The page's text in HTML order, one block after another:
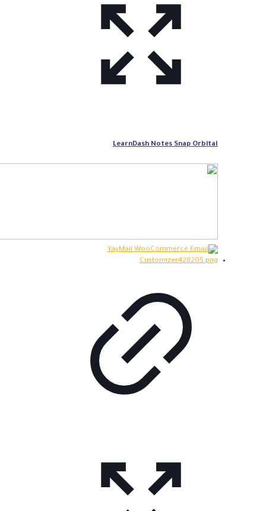
LearnDash Notes Snap Orbital